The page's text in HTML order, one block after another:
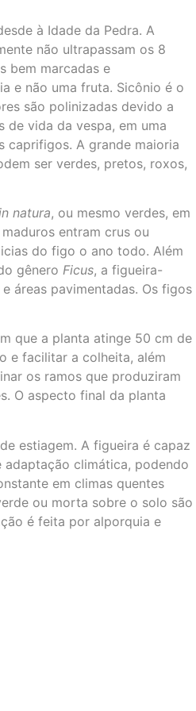
à Idade da Pedra. A
não ultrapassam os 8
bem marcadas e
e não uma fruta. Sicônio é o
são polinizadas devido a
vida da vespa, em uma
caprifigos. A grande maioria
ser verdes, pretos, roxos,
natura, ou mesmo verdes, em
entram crus ou
do figo o ano todo. Além
gênero Ficus, a figueira-
áreas pavimentadas. Os figos
que a planta atinge 50 cm de
e facilitar a colheita, além
os ramos que produziram
O aspecto final da planta
estiagem. A figueira é capaz
climática, podendo
em climas quentes
ou morta sobre o solo são
é feita por alporquia e